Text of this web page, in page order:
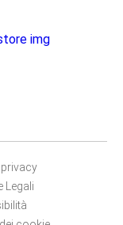
Legali